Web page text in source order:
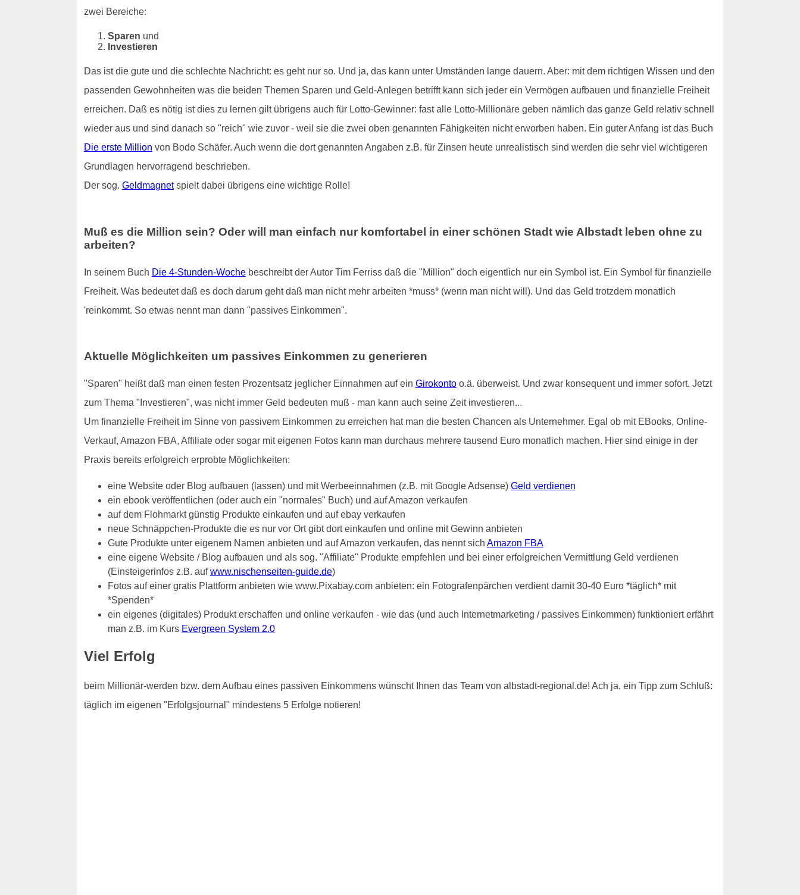
zwei Bereiche:
Sparen und
Investieren
Das ist die gute und die schlechte Nachricht: es geht nur so. Und ja, das kann unter Umständen lange dauern. Aber: mit dem richtigen Wissen und den
passenden Gewohnheiten was die beiden Themen Sparen und Geld-Anlegen betrifft kann sich jeder ein Vermögen aufbauen und finanzielle Freiheit
erreichen. Daß es nötig ist dies zu lernen gilt übrigens auch für Lotto-Gewinner: fast alle Lotto-Millionäre geben nämlich das ganze Geld relativ schnell
wieder aus und sind danach so "reich" wie zuvor - weil sie die zwei oben genannten Fähigkeiten nicht erworben haben. Ein guter Anfang ist das Buch
Die erste Million von Bodo Schäfer. Auch wenn die dort genannten Angaben z.B. für Zinsen heute unrealistisch sind werden die sehr viel wichtigeren
Grundlagen hervorragend beschrieben.
Der sog. Geldmagnetspielt dabei übrigens eine wichtige Rolle!
Muß es die Million sein? Oder will man einfach nur komfortabel in einer schönen Stadt wie Albstadt leben ohne zu
arbeiten?
In seinem Buch Die 4-Stunden-Wochebeschreibt der Autor Tim Ferriss daß die "Million" doch eigentlich nur ein Symbol ist. Ein Symbol für finanzielle
Freiheit. Was bedeutet daß es doch darum geht daß man nicht mehr arbeiten *muss* (wenn man nicht will). Und das Geld trotzdem monatlich
'reinkommt. So etwas nennt man dann "passives Einkommen".
Aktuelle Möglichkeiten um passives Einkommen zu generieren
"Sparen" heißt daß man einen festen Prozentsatz jeglicher Einnahmen auf ein Girokontoo.ä. überweist. Und zwar konsequent und immer sofort. Jetzt
zum Thema "Investieren", was nicht immer Geld bedeuten muß - man kann auch seine Zeit investieren...
Um finanzielle Freiheit im Sinne von passivem Einkommen zu erreichen hat man die besten Chancen als Unternehmer. Egal ob mit EBooks, Online-
Verkauf, Amazon FBA, Affiliate oder sogar mit eigenen Fotos kann man durchaus mehrere tausend Euro monatlich machen. Hier sind einige in der
Praxis bereits erfolgreich erprobte Möglichkeiten:
eine Website oder Blog aufbauen (lassen) und mit Werbeeinnahmen (z.B. mit Google Adsense) Geld verdienen
ein ebook veröffentlichen (oder auch ein "normales" Buch) und auf Amazon verkaufen
auf dem Flohmarkt günstig Produkte einkaufen und auf ebay verkaufen
neue Schnäppchen-Produkte die es nur vor Ort gibt dort einkaufen und online mit Gewinn anbieten
Gute Produkte unter eigenem Namen anbieten und auf Amazon verkaufen, das nennt sich Amazon FBA
eine eigene Website / Blog aufbauen und als sog. "Affiliate" Produkte empfehlen und bei einer erfolgreichen Vermittlung Geld verdienen
(Einsteigerinfos z.B. aufwww.nischenseiten-guide.de)
Fotos auf einer gratis Plattform anbieten wie www.Pixabay.com anbieten: ein Fotografenpärchen verdient damit 30-40 Euro *täglich* mit
*Spenden*
ein eigenes (digitales) Produkt erschaffen und online verkaufen - wie das (und auch Internetmarketing / passives Einkommen) funktioniert erfährt
man z.B. im Kurs Evergreen System 2.0
Viel Erfolg
beim Millionär-werden bzw. dem Aufbau eines passiven Einkommens wünscht Ihnen das Team von albstadt-regional.de! Ach ja, ein Tipp zum Schluß:
täglich im eigenen "Erfolgsjournal" mindestens 5 Erfolge notieren!